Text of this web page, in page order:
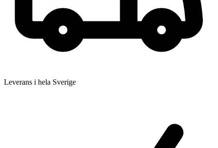
Leverans i hela Sverige